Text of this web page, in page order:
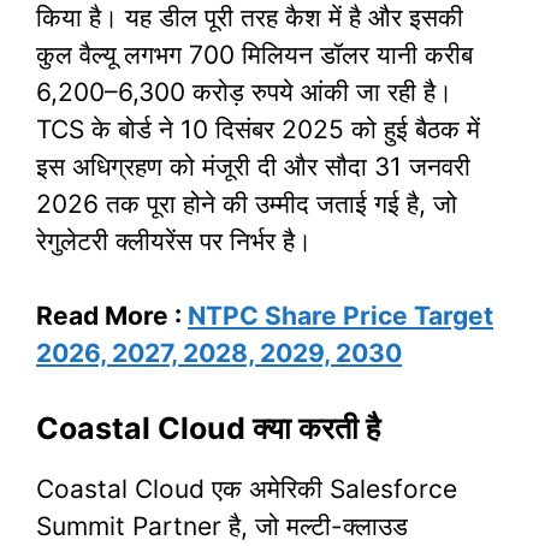
किया है। यह डील पूरी तरह कैश में है और इसकी
कुल वैल्यू लगभग 700 मिलियन डॉलर यानी करीब
6,200–6,300 करोड़ रुपये आंकी जा रही है।
TCS के बोर्ड ने 10 दिसंबर 2025 को हुई बैठक में
इस अधिग्रहण को मंजूरी दी और सौदा 31 जनवरी
2026 तक पूरा होने की उम्मीद जताई गई है, जो
रेगुलेटरी क्लीयरेंस पर निर्भर है।
Read More : NTPC Share Price Target
2026, 2027, 2028, 2029, 2030
Coastal Cloud क्या करती है
Coastal Cloud एक अमेरिकी Salesforce
Summit Partner है, जो मल्टी-क्लाउड